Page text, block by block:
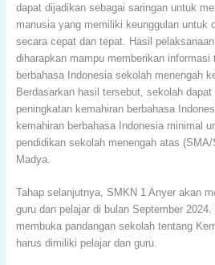
dapat dijadikan sebagai saringan untuk
manusia yang memiliki keunggulan untuk
secara cepat dan tepat. Hasil
diharapkan mampu memberikan informasi
berbahasa Indonesia sekolah menengah
Berdasarkan hasil tersebut, sekolah dapat
peningkatan kemahiran berbahasa
kemahiran berbahasa Indonesia minimal
pendidikan sekolah menengah atas
Madya.
Tahap selanjutnya, SMKN 1 Anyer akan
guru dan pelajar di bulan September
membuka pandangan sekolah tentang
harus dimiliki pelajar dan guru.